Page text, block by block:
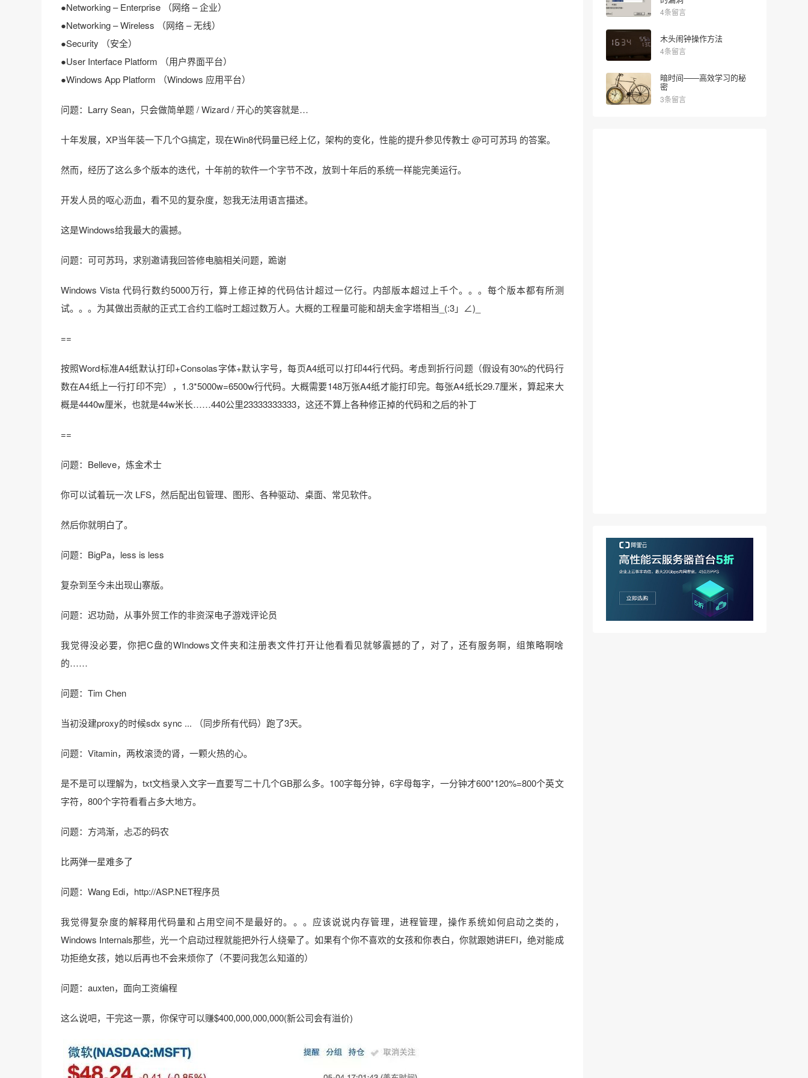
●Networking – Enterprise （网络 – 企业）
●Networking – Wireless （网络 – 无线）
●Security （安全）
●User Interface Platform （用户界面平台）
●Windows App Platform （Windows 应用平台）
问题：Larry Sean，只会做简单题 / Wizard / 开心的笑容就是…
十年发展，XP当年装一下几个G搞定，现在Win8代码量已经上亿，架构的变化，性能的提升参见传教士 @可可苏玛 的答案。
然而，经历了这么多个版本的迭代，十年前的软件一个字节不改，放到十年后的系统一样能完美运行。
开发人员的呕心沥血，看不见的复杂度，恕我无法用语言描述。
这是Windows给我最大的震撼。
问题：可可苏玛，求别邀请我回答修电脑相关问题，跪谢
Windows Vista 代码行数约5000万行，算上修正掉的代码估计超过一亿行。内部版本超过上千个。。。每个版本都有所测
试。。。为其做出贡献的正式工合约工临时工超过数万人。大概的工程量可能和胡夫金字塔相当_(:3」∠)_
==
按照Word标准A4纸默认打印+Consolas字体+默认字号，每页A4纸可以打印44行代码。考虑到折行问题（假设有30%的代码行
数在A4纸上一行打印不完），1.3*5000w=6500w行代码。大概需要148万张A4纸才能打印完。每张A4纸长29.7厘米，算起来大
概是4440w厘米，也就是44w米长……440公里23333333333，这还不算上各种修正掉的代码和之后的补丁
==
问题：Belleve，炼金术士
你可以试着玩一次 LFS，然后配出包管理、图形、各种驱动、桌面、常见软件。
然后你就明白了。
问题：BigPa，less is less
复杂到至今未出现山寨版。
问题：迟功勋，从事外贸工作的非资深电子游戏评论员
我觉得没必要，你把C盘的WIndows文件夹和注册表文件打开让他看看见就够震撼的了，对了，还有服务啊，组策略啊啥
的……
问题：Tim Chen
当初没建proxy的时候sdx sync ... （同步所有代码）跑了3天。
问题：Vitamin，两枚滚烫的肾，一颗火热的心。
是不是可以理解为，txt文档录入文字一直要写二十几个GB那么多。100字每分钟，6字母每字，一分钟才600*120%=800个英文
字符，800个字符看看占多大地方。
问题：方鸿渐，忐忑的码农
比两弹一星难多了
问题：Wang Edi，http://ASP.NET程序员
我觉得复杂度的解释用代码量和占用空间不是最好的。。。应该说说内存管理，进程管理，操作系统如何启动之类的，
Windows Internals那些，光一个启动过程就能把外行人绕晕了。如果有个你不喜欢的女孩和你表白，你就跟她讲EFI，绝对能成
功拒绝女孩，她以后再也不会来烦你了（不要问我怎么知道的）
问题：auxten，面向工资编程
这么说吧，干完这一票，你保守可以赚$400,000,000,000(新公司会有溢价)
4条留言
木头闹钟操作方法
4条留言
暗时间——高效学习的秘
密
3条留言